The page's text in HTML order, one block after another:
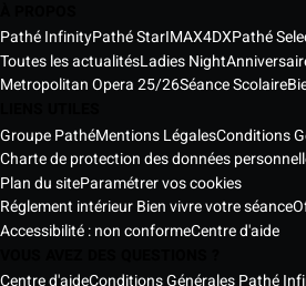
Pathé InfinityPathé StarIMAX4DXPathé
Toutes les actualitésLadies Night
Metropolitan Opera 25/26Séance Scolaire
Groupe PathéMentions LégalesConditions
Charte de protection des données
Plan du siteParamétrer vos cookies
Réglement intérieur Bien vivre votre séance
Accessibilité : non conformeCentre d'aide
Centre d'aideConditions Générales Pathé